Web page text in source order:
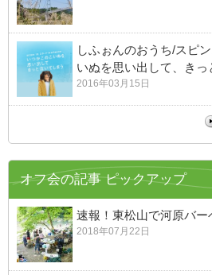
しふぉんのおうち/スピ
いぬを思い出して、きっ
2016年03月15日
オフ会の記事 ピックアップ
速報！東松山で河原バー
2018年07月22日